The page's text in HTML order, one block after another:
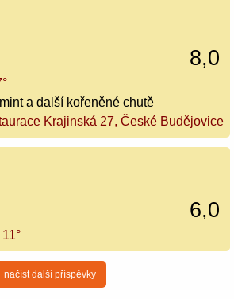
8,0
a další kořeněné chutě
Krajinská 27, České Budějovice
6,0
načíst další příspěvky